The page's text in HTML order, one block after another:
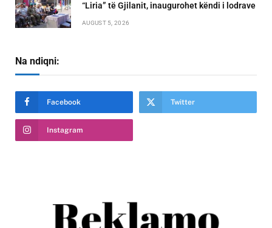
“Liria” të Gjilanit, inaugurohet këndi i lodrave
AUGUST 5, 2026
Na ndiqni:
Facebook Twitter
Instagram